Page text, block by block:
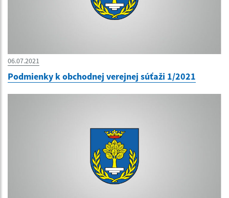
06.07.2021
Podmienky k obchodnej verejnej súťaži 1/2021